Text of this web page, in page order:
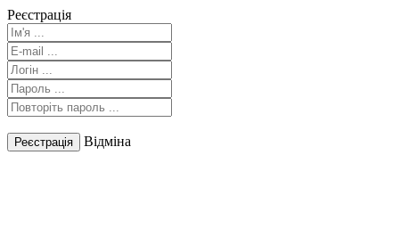
Реєстрація
Відміна